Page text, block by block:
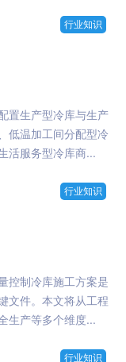
行业知识
置生产型冷库与生产
低温加工间分配型冷
活服务型冷库商...
行业知识
控制冷库施工方案是
文件。本文将从工程
生产等多个维度...
行业知识